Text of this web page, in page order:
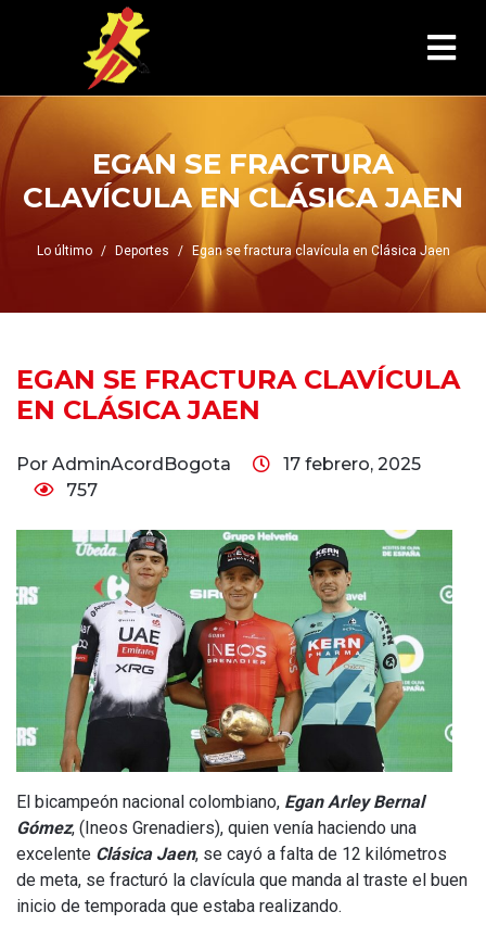
EGAN SE FRACTURA
CLAVÍCULA EN CLÁSICA JAEN
Lo último Deportes Egan se fractura clavícula en Clásica Jaen
EGAN SE FRACTURA CLAVÍCULA
EN CLÁSICA JAEN
Por AdminAcordBogota
17 febrero, 2025
757
El bicampeón nacional colombiano, Egan Arley Bernal
Gómez, (Ineos Grenadiers), quien venía haciendo una
excelente Clásica Jaen, se cayó a falta de 12 kilómetros
de meta, se fracturó la clavícula que manda al traste el buen
inicio de temporada que estaba realizando.